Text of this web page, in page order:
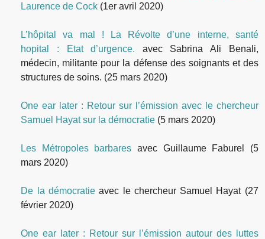
Laurence de Cock (1er avril 2020)
L’hôpital va mal ! La Révolte d’une interne, santé
hopital : Etat d’urgence.
avec Sabrina Ali Benali,
médecin, militante pour la défense des soignants et des
structures de soins. (25 mars 2020)
One ear later : Retour sur l’émission avec le chercheur
Samuel Hayat sur la démocratie (5 mars 2020)
Les Métropoles barbares avec Guillaume Faburel
(5
mars 2020)
De la démocratie avec le chercheur Samuel Hayat(27
février 2020)
One ear later : Retour sur l’émission autour des luttes